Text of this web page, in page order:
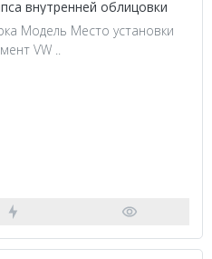
внутренней облицовки
Модель Место установки
VW ..